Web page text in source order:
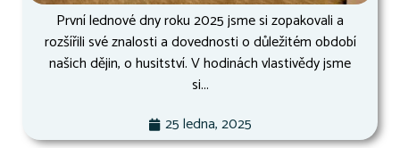
První lednové dny roku 2025 jsme si zopakovali a
rozšířili své znalosti a dovednosti o důležitém období
našich dějin, o husitství. V hodinách vlastivědy jsme
si...
25 ledna, 2025